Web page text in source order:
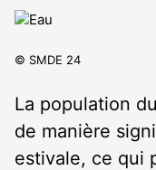
© SMDE 24
La population
de manière
estivale, ce qui